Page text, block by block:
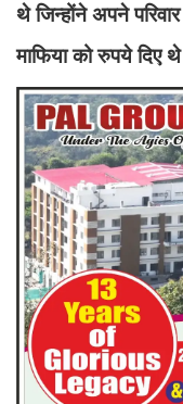
थे जिन्होंने अपने
माफिया को रुपये दिए